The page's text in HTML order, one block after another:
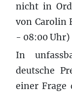
nicht in
von Carolin
- 08:00 Uhr)
In
deutsche
einer Frage